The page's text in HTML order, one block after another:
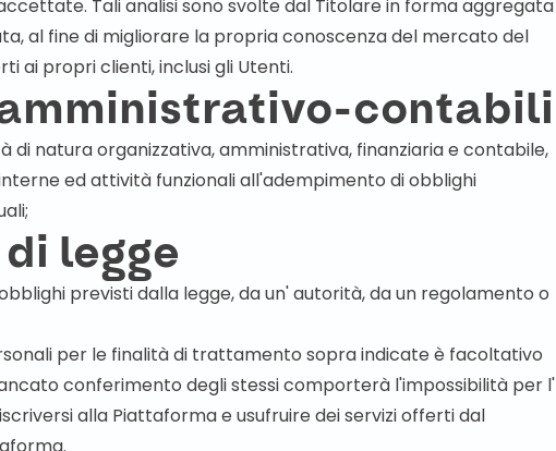
Tali analisi sono svolte dal Titolare in forma aggregata
al fine di migliorare la propria conoscenza del mercato del
ai propri clienti, inclusi gli Utenti.
contabili
di natura organizzativa, amministrativa, finanziaria e contabile,
ed attività funzionali all'adempimento di obblighi
legge
previsti dalla legge, da un' autorità, da un regolamento o
per le finalità di trattamento sopra indicate è facoltativo
conferimento degli stessi comporterà l'impossibilità per l'
alla Piattaforma e usufruire dei servizi offerti dal